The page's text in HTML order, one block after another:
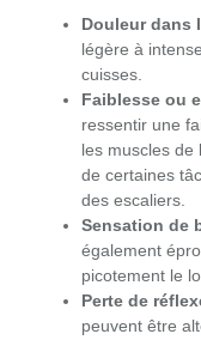
Douleur dans
légère à
cuisses.
Faiblesse ou
ressentir une
les muscles de
de certaines
des escaliers.
Sensation de
également
picotement le
Perte de
peuvent être